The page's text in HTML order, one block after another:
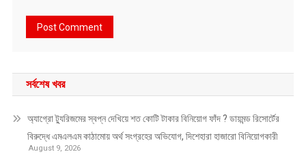
সর্বশেষ খবর
অ্যাগ্রো ট্যুরিজমের স্বপ্ন দেখিয়ে শত কোটি টাকার বিনিয়োগ ফাঁদ ? ডায়মন্ড রিসোর্টের
বিরুদ্ধে এমএলএম কাঠামোয় অর্থ সংগ্রহের অভিযোগ, দিশেহারা হাজারো বিনিয়োগকারী
August 9, 2026